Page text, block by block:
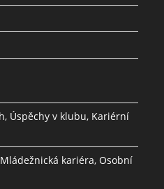
Úspěchy v klubu, Kariérní
kariéra, Osobní